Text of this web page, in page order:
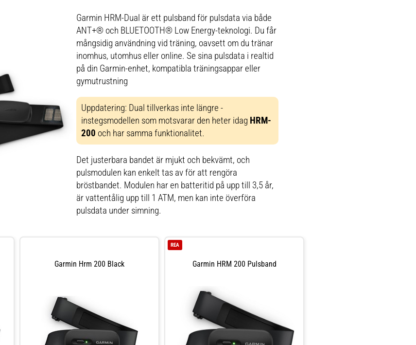
Garmin HRM-Dual är ett pulsband för pulsdata via både
ANT+® och BLUETOOTH® Low Energy-teknologi. Du får
mångsidig användning vid träning, oavsett om du tränar
inomhus, utomhus eller online. Se sina pulsdata i realtid
på din Garmin-enhet, kompatibla träningsappar eller
gymutrustning
Uppdatering: Dual tillverkas inte längre -
instegsmodellen som motsvarar den heter idag HRM-
200 och har samma funktionalitet.
Det justerbara bandet är mjukt och bekvämt, och
pulsmodulen kan enkelt tas av för att rengöra
bröstbandet. Modulen har en batteritid på upp till 3,5 år,
är vattentålig upp till 1 ATM, men kan inte överföra
pulsdata under simning.
Garmin Hrm 200 Black Garmin HRM 200 Pulsband
REA